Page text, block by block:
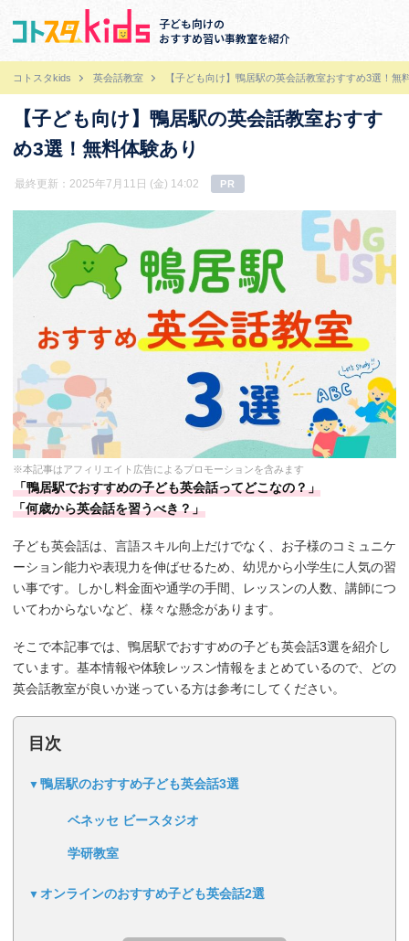
子ども向けの
おすすめ習い事教室を紹介
コトスタkids 英会話教室 【子ども向け】鴨居駅の英会話教室おすすめ3選！無
【子ども向け】鴨居駅の英会話教室おすす
め3選！無料体験あり
最終更新：2025年7月11日 (金) 14:02 PR
※本記事はアフィリエイト広告によるプロモーションを含みます
「鴨居駅でおすすめの子ども英会話ってどこなの？」
「何歳から英会話を習うべき？」
子ども英会話は、言語スキル向上だけでなく、お子様のコミュニケ
ーション能力や表現力を伸ばせるため、幼児から小学生に人気の習
い事です。しかし料金面や通学の手間、レッスンの人数、講師につ
いてわからないなど、様々な懸念があります。
そこで本記事では、鴨居駅でおすすめの子ども英会話3選を紹介し
ています。基本情報や体験レッスン情報をまとめているので、どの
英会話教室が良いか迷っている方は参考にしてください。
目次
鴨居駅のおすすめ子ども英会話3選
ベネッセ ビースタジオ
学研教室
オンラインのおすすめ子ども英会話2選